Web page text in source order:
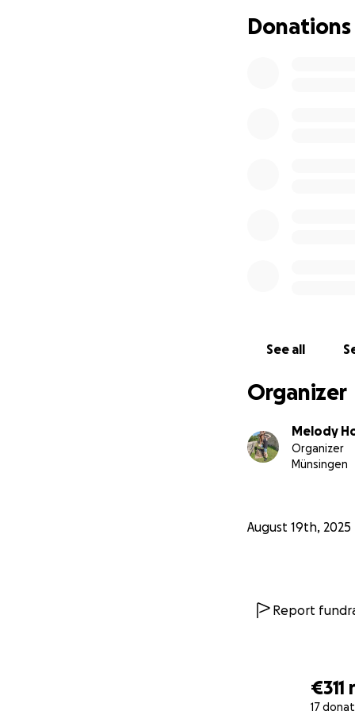
€311
17
Seit anfang des
ich meinen
Donations
See all
Organizer
Melody
Organizer
Münsingen
August 19th, 2025
Report